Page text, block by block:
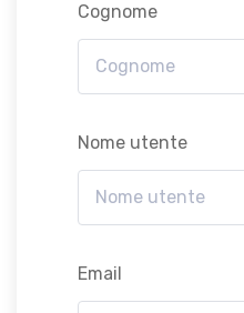
Cognome
Nome utente
Email